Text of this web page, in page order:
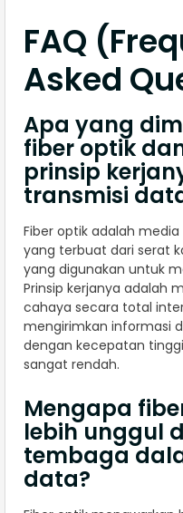
FAQ
Asked
Apa yang
fiber optik
prinsip
transmisi
Fiber optik adalah
yang terbuat dari serat
yang digunakan untuk
Prinsip kerjanya adalah
cahaya secara total
mengirimkan informasi
dengan kecepatan
sangat rendah.
Mengapa
lebih unggul
tembaga
data?